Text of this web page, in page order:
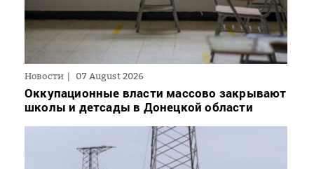
Новости 07 August 2026
Оккупационные власти массово закрывают
школы и детсады в Донецкой области